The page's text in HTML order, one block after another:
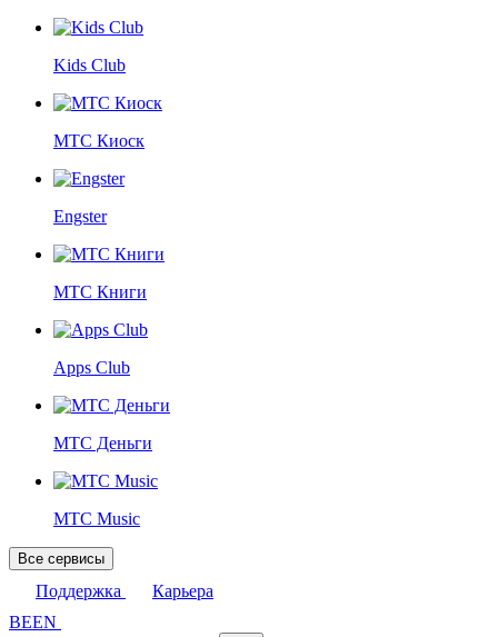
Kids Club
МТС Киоск
Engster
МТС Книги
Apps Club
МТС Деньги
МТС Music
Все сервисы
Поддержка
Карьера
BEEN